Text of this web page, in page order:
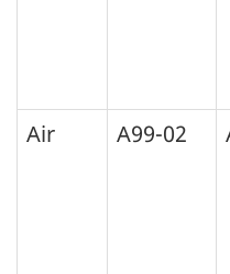
Air
A99-02